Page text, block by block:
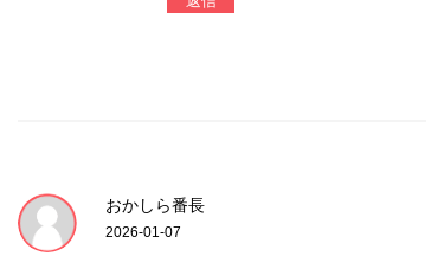
おかしら番長
2026-01-07